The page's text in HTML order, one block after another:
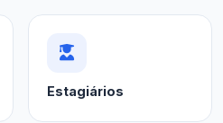
Estagiários